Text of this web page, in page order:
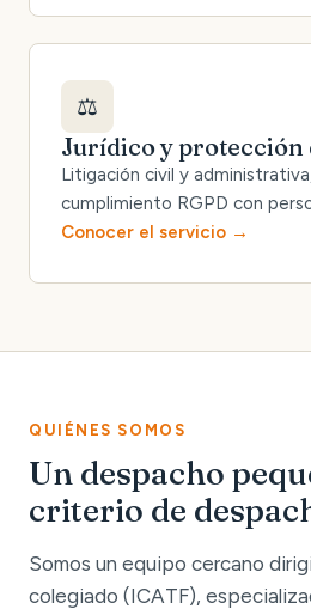
⚖️
Jurídico y protección
Litigación civil y
cumplimiento RGPD con
Conocer el servicio
QUIÉNES SOMOS
Un despacho
criterio de
Somos un equipo cercano
colegiado (ICATF),